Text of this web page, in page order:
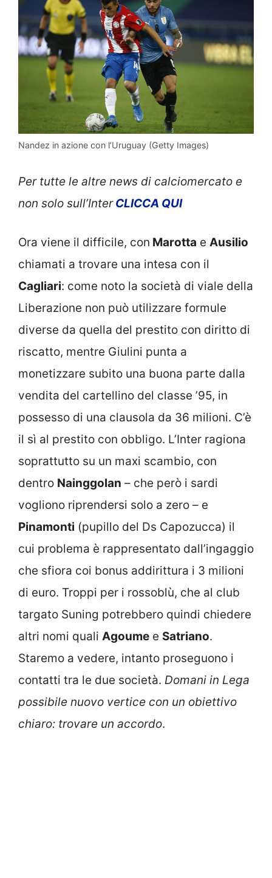
Nandez in azione con l’Uruguay (Getty Images)
Per tutte le altre news di calciomercato e
non solo sull’InterCLICCA QUI
Ora viene il difficile, con Marotta e Ausilio
chiamati a trovare una intesa con il
Cagliari: come noto la società di viale della
Liberazione non può utilizzare formule
diverse da quella del prestito con diritto di
riscatto, mentre Giulini punta a
monetizzare subito una buona parte dalla
vendita del cartellino del classe ’95, in
possesso di una clausola da 36 milioni. C’è
il sì al prestito con obbligo. L’Inter ragiona
soprattutto su un maxi scambio, con
dentro Nainggolan – che però i sardi
vogliono riprendersi solo a zero – e
Pinamonti (pupillo del Ds Capozucca) il
cui problema è rappresentato dall’ingaggio
che sfiora coi bonus addirittura i 3 milioni
di euro. Troppi per i rossoblù, che al club
targato Suning potrebbero quindi chiedere
altri nomi quali Agoume e Satriano.
Staremo a vedere, intanto proseguono i
contatti tra le due società. Domani in Lega
possibile nuovo vertice con un obiettivo
chiaro: trovare un accordo.